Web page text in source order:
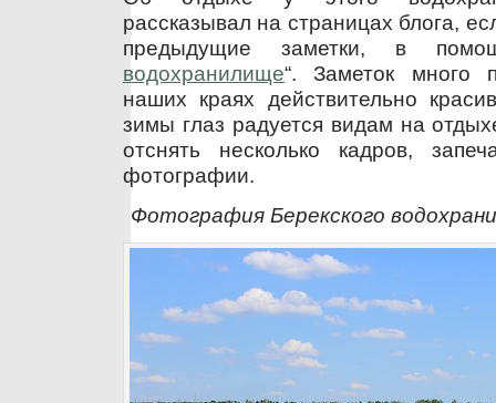
рассказывал на страницах блога,
предыдущие заметки, в
водохранилище“. Заметок много
наших краях действительно
зимы глаз радуется видам на
отснять несколько кадров,
фотографии.
Фотография Берекского